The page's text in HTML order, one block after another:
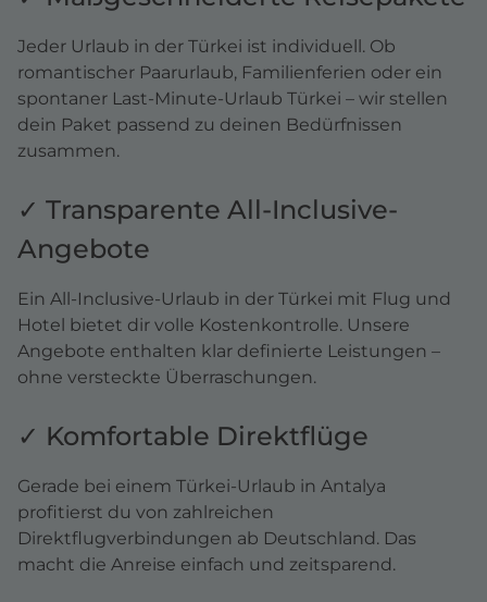
Jeder Urlaub in der Türkei ist individuell. Ob
romantischer Paarurlaub, Familienferien oder ein
spontaner Last-Minute-Urlaub Türkei – wir stellen
dein Paket passend zu deinen Bedürfnissen
zusammen.
✓ Transparente All-Inclusive-
Angebote
Ein All-Inclusive-Urlaub in der Türkei mit Flug und
Hotel bietet dir volle Kostenkontrolle. Unsere
Angebote enthalten klar definierte Leistungen –
ohne versteckte Überraschungen.
✓ Komfortable Direktflüge
Gerade bei einem Türkei-Urlaub in Antalya
profitierst du von zahlreichen
Direktflugverbindungen ab Deutschland. Das
macht die Anreise einfach und zeitsparend.